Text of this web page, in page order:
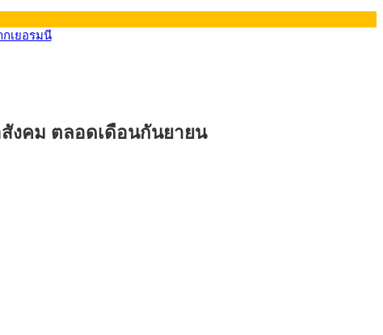
เยอรมนี
งคม ตลอดเดือนกันยายน